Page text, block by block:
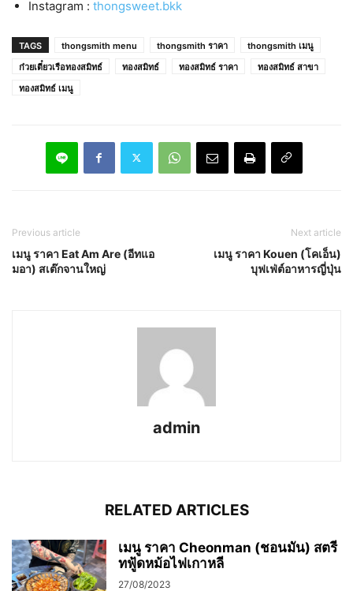
Instagram : thongsweet.bkk
TAGS thongsmith menu thongsmith ราคา
thongsmith เมนู
ก๋วยเตี๋ยวเรือทองสมิทธ์
ทองสมิทธ์ ทองสมิทธ์ ราคา
ทองสมิทธ์ สาขา
ทองสมิทธ์ เมนู
Previous article
เมนู ราคา Eat Am Are (อีทแอ
มอา) สเต๊กจานใหญ่
Next article
เมนู ราคา Kouen (โคเอ็น)
บุฟเฟ่ต์อาหารญี่ปุ่น
admin
RELATED ARTICLES
เมนู ราคา Cheonman (ชอนมัน) สตรี
ทฟู้ดหม้อไฟเกาหลี
27/08/2023